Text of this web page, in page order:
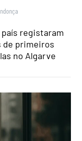
registaram
de primeiros
no Algarve